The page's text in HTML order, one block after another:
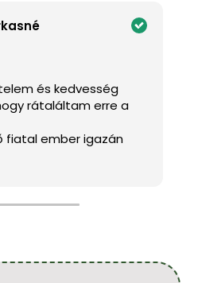
és kedvesség
rátaláltam erre a
fiatal ember igazán
tanácsot adott.A
és szép